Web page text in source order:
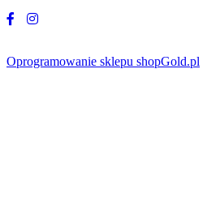
Oprogramowanie sklepu shopGold.pl